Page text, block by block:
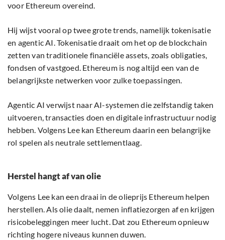
voor Ethereum overeind.
Hij wijst vooral op twee grote trends, namelijk tokenisatie
en agentic AI. Tokenisatie draait om het op de blockchain
zetten van traditionele financiële assets, zoals obligaties,
fondsen of vastgoed. Ethereum is nog altijd een van de
belangrijkste netwerken voor zulke toepassingen.
Agentic AI verwijst naar AI-systemen die zelfstandig taken
uitvoeren, transacties doen en digitale infrastructuur nodig
hebben. Volgens Lee kan Ethereum daarin een belangrijke
rol spelen als neutrale settlementlaag.
Herstel hangt af van olie
Volgens Lee kan een draai in de olieprijs Ethereum helpen
herstellen. Als olie daalt, nemen inflatiezorgen af en krijgen
risicobeleggingen meer lucht. Dat zou Ethereum opnieuw
richting hogere niveaus kunnen duwen.